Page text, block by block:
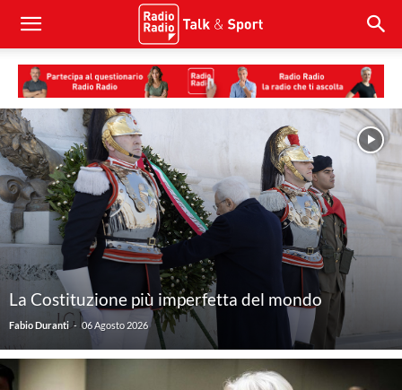
La Costituzione più imperfetta del mondo
Fabio Duranti - 06 Agosto 2026